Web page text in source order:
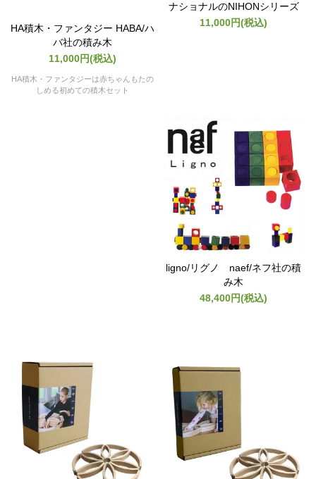
HA積木・ファンタジー HABA/ハ
バ社の積み木
11,000円(税込)
HA積木・ファンタジーは赤ちゃんもたの
しめる初めての積木セット
ナショナルのNIHONシリーズ
11,000円(税込)
ligno/リグノ naef/ネフ社の積
み木
48,400円(税込)